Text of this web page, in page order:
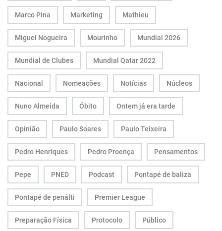
Marco Pina Marketing Mathieu
Miguel Nogueira Mourinho Mundial 2026
Mundial de Clubes Mundial Qatar 2022
Nacional Nomeações Notícias Núcleos
Nuno Almeida Óbito Ontem já era tarde
Opinião Paulo Soares Paulo Teixeira
Pedro Henriques Pedro Proença Pensamentos
Pepe PNED Podcast Pontapé de baliza
Pontapé de penálti Premier League
Preparação Física Protocolo Público